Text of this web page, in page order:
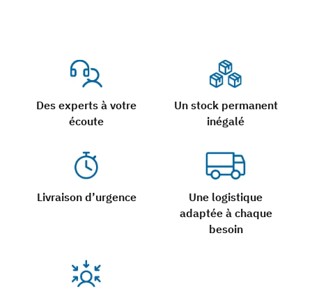
Des experts à votre
écoute
Un stock permanent
inégalé
Livraison d’urgence
Une logistique
adaptée à chaque
besoin